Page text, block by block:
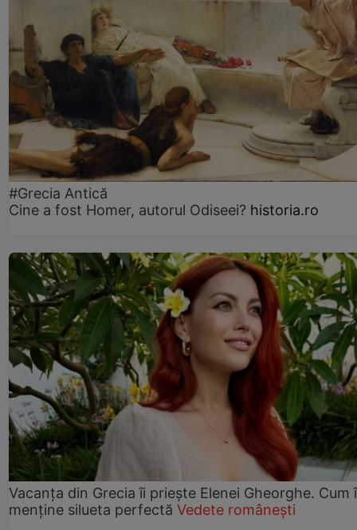
#Grecia Antică
Cine a fost Homer, autorul Odiseei? historia.ro
Vacanța din Grecia îi priește Elenei Gheorghe. Cum
menține silueta perfectă Vedete românești